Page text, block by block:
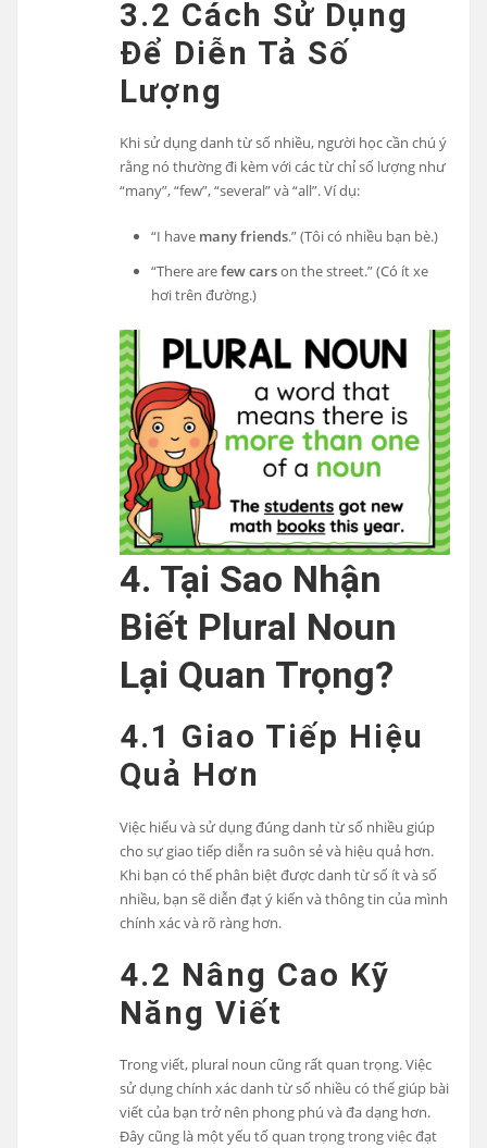
3.2 Cách Sử Dụng
Để Diễn Tả Số
Lượng
Khi sử dụng danh từ số nhiều, người học cần chú ý
rằng nó thường đi kèm với các từ chỉ số lượng như
“many”, “few”, “several” và “all”. Ví dụ:
“I have many friends.” (Tôi có nhiều bạn bè.)
“There arefew carson the street.” (Có ít xe
hơi trên đường.)
4. Tại Sao Nhận
Biết Plural Noun
Lại Quan Trọng?
4.1 Giao Tiếp Hiệu
Quả Hơn
Việc hiểu và sử dụng đúng danh từ số nhiều giúp
cho sự giao tiếp diễn ra suôn sẻ và hiệu quả hơn.
Khi bạn có thể phân biệt được danh từ số ít và số
nhiều, bạn sẽ diễn đạt ý kiến và thông tin của mình
chính xác và rõ ràng hơn.
4.2 Nâng Cao Kỹ
Năng Viết
Trong viết, plural noun cũng rất quan trọng. Việc
sử dụng chính xác danh từ số nhiều có thể giúp bài
viết của bạn trở nên phong phú và đa dạng hơn.
Đây cũng là một yếu tố quan trọng trong việc đạt